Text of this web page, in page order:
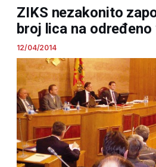
ZIKS nezakonito
broj lica na
12/04/2014